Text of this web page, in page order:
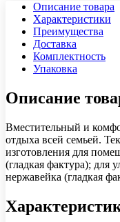
Описание товара
Характеристики
Преимущества
Доставка
Комплектность
Упаковка
Описание
Вместительный и
отдыха всей семьей.
изготовления для
(гладкая фактура); для
нержавейка (гладкая